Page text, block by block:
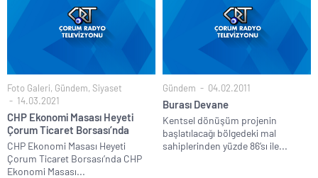
Foto Galeri, Gündem, Siyaset
14.03.2021
CHP Ekonomi Masası Heyeti
Çorum Ticaret Borsası’nda
CHP Ekonomi Masası Heyeti
Çorum Ticaret Borsası’nda CHP
Ekonomi Masası...
Gündem 04.02.2011
Burası Devane
Kentsel dönüşüm projenin
başlatılacağı bölgedeki mal
sahiplerinden yüzde 86’sı ile...